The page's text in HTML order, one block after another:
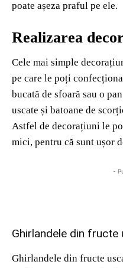
poate așeza praful pe ele.
Realizarea
Cele mai simple
pe care le poți
bucată de sfoară sau o
uscate și batoane de
Astfel de decorațiuni le
mici, pentru că sunt ușor
-
Ghirlandele din fructe
Ghirlandele din fructe